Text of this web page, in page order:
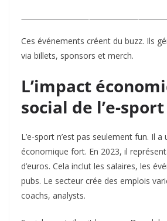
Ces événements créent du buzz. Ils
via billets, sponsors et merch.
L’impact
social de l’e-sport
L’e-sport n’est pas seulement fun. Il a
économique fort. En 2023, il
d’euros. Cela inclut les salaires, les
pubs. Le secteur crée des emplois
coachs, analysts.